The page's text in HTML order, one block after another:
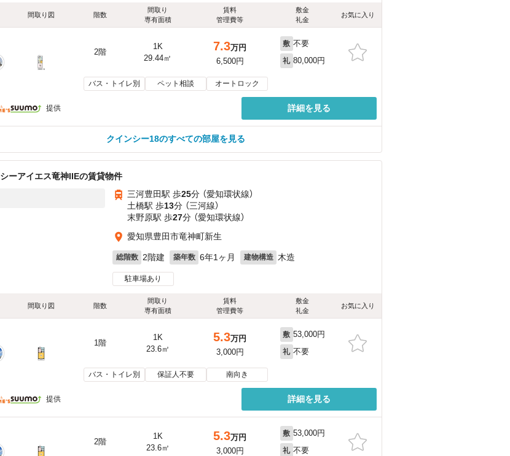
間取り図 階数
間取り
専有面積
賃料
管理費等
敷金
礼金
お気に入り
2階
1K
29.44㎡
7.3万円
6,500円
敷 不要
礼 80,000円
バス・トイレ別 ペット相談 オートロック
提供 詳細を見る
クインシー18のすべての部屋を見る
シーアイエス竜神IIEの賃貸物件
三河豊田駅 歩25分 （愛知環状線）
土橋駅 歩13分 （三河線）
末野原駅 歩27分 （愛知環状線）
愛知県豊田市竜神町新生
総階数 2階建 築年数 6年1ヶ月 建物構造 木造
駐車場あり
間取り図 階数
間取り
専有面積
賃料
管理費等
敷金
礼金
お気に入り
1階
1K
23.6㎡
5.3万円
3,000円
敷 53,000円
礼 不要
バス・トイレ別 保証人不要 南向き
提供 詳細を見る
2階
1K
23.6㎡
5.3万円
3,000円
敷 53,000円
礼 不要